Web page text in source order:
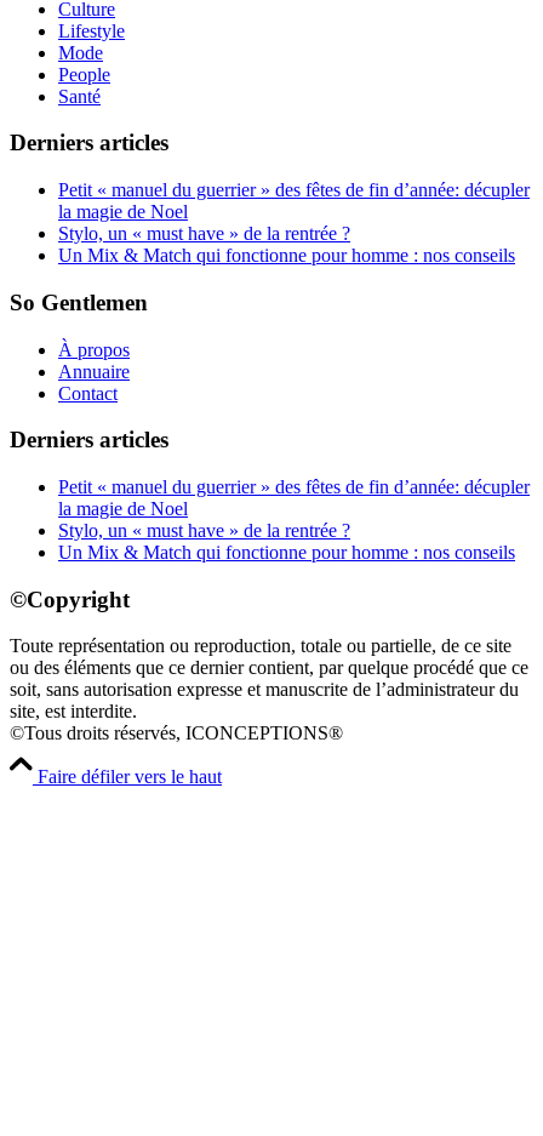
Culture
Lifestyle
Mode
People
Santé
Derniers articles
Petit « manuel du guerrier » des fêtes de fin d’année: décupler
la magie de Noel
Stylo, un « must have » de la rentrée ?
Un Mix & Match qui fonctionne pour homme : nos conseils
So Gentlemen
À propos
Annuaire
Contact
Derniers articles
Petit « manuel du guerrier » des fêtes de fin d’année: décupler
la magie de Noel
Stylo, un « must have » de la rentrée ?
Un Mix & Match qui fonctionne pour homme : nos conseils
©Copyright
Toute représentation ou reproduction, totale ou partielle, de ce site
ou des éléments que ce dernier contient, par quelque procédé que ce
soit, sans autorisation expresse et manuscrite de l’administrateur du
site, est interdite.
©Tous droits réservés, ICONCEPTIONS®
Faire défiler vers le haut